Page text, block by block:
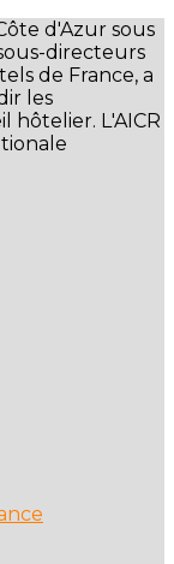
d'Azur sous
directeurs
de France, a
les
hôtelier. L'AICR